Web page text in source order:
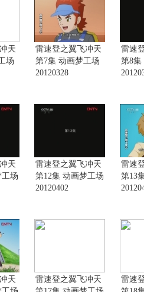
天
场
雷速登之翼飞冲天
第7集 动画梦工场
20120328
雷速
第8集
天
场
雷速登之翼飞冲天
第12集 动画梦工场
20120402
雷速
第13
天
雷速登之翼飞冲天
雷速